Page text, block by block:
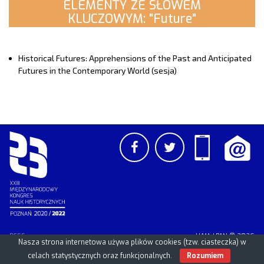
ELEMENTY ZE SŁOWEM
KLUCZOWYM: "Future"
Historical Futures: Apprehensions of the Past and Anticipated
Futures in the Contemporary World (sesja)
PCSS UAM/PAN© 2026
Nasza strona internetowa używa plików cookies (tzw. ciasteczka) w
celach statystycznych oraz funkcjonalnych.
Rozumiem